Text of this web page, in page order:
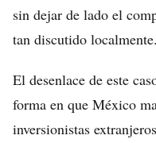
sin dejar de lado el
tan discutido localmente.
El desenlace de este
forma en que México
inversionistas